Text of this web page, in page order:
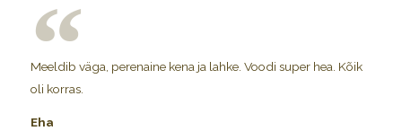
Meeldib väga, perenaine kena ja lahke. Voodi super hea. Kõik
oli korras.
Eha